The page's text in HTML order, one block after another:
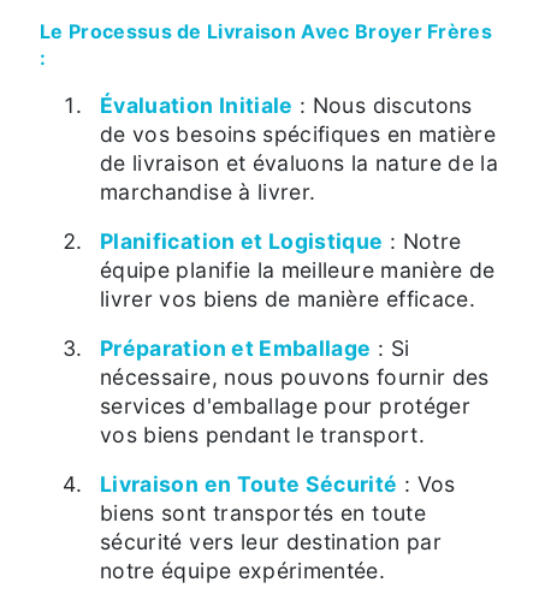
Le Processus de Livraison Avec Broyer Frères
:
Évaluation Initiale : Nous discutons
de vos besoins spécifiques en matière
de livraison et évaluons la nature de la
marchandise à livrer.
Planification et Logistique : Notre
équipe planifie la meilleure manière de
livrer vos biens de manière efficace.
Préparation et Emballage : Si
nécessaire, nous pouvons fournir des
services d'emballage pour protéger
vos biens pendant le transport.
Livraison en Toute Sécurité : Vos
biens sont transportés en toute
sécurité vers leur destination par
notre équipe expérimentée.